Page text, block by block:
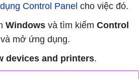
Control Panel cho việc đó.
Windows và tìm kiếm Control
và mở ứng dụng.
devices and printers.